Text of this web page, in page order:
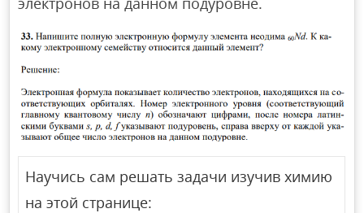
Научись сам решать задачи изучив химию
на этой странице: